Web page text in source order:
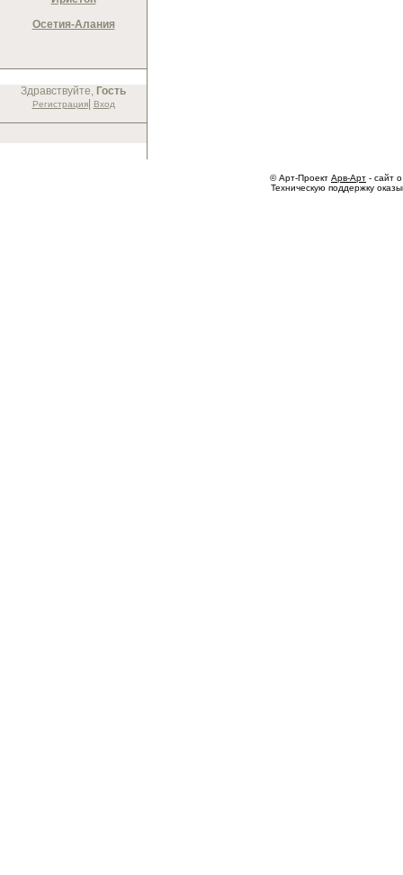
Осетия-Алания
Здравствуйте, Гость
Регистрация| Вход
© Арт-Проект Арв-Арт - сайт
Техническую поддержку